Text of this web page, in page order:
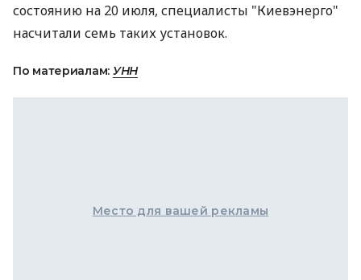
состоянию на 20 июля, специалисты "Киевэнерго"
насчитали семь таких установок.
По материалам: УНН
Место для вашей рекламы